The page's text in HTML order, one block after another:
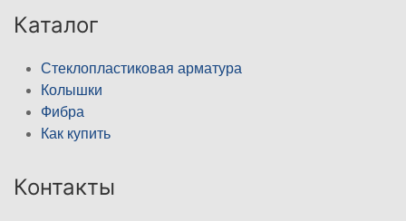
Каталог
Стеклопластиковая арматура
Колышки
Фибра
Как купить
Контакты